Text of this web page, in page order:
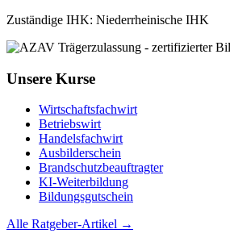
Zuständige IHK: Niederrheinische IHK
Unsere Kurse
Wirtschaftsfachwirt
Betriebswirt
Handelsfachwirt
Ausbilderschein
Brandschutzbeauftragter
KI-Weiterbildung
Bildungsgutschein
Alle Ratgeber-Artikel →